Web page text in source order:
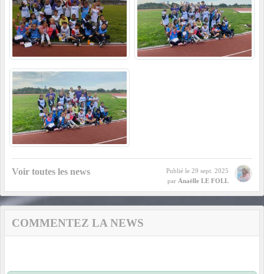
Voir toutes les news Publié le 29 sept. 2025
par Anaëlle LE FOLL
COMMENTEZ LA NEWS